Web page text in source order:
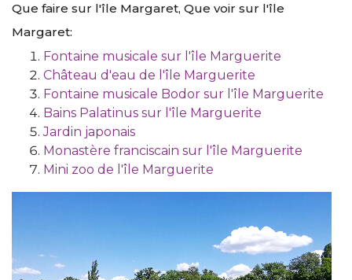
Que faire sur l'île Margaret, Que voir sur l'île
Margaret:
Fontaine musicale sur l'île Marguerite
Château d'eau de l'île Marguerite
Fontaine musicale Bodor sur l'île Marguerite
Bains Palatinus sur l'île Marguerite
Jardin japonais
Monastère franciscain sur l'île Marguerite
Mini zoo de l'île Marguerite